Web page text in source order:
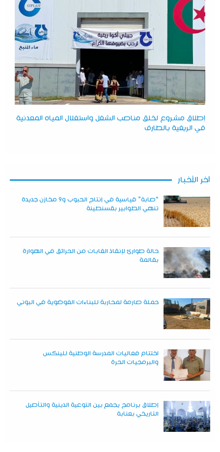
إطلاق مشروع لخلق مناصب الشغل واستغلال المياه المعدنية
في الريغية بالطارف
آخر الأخبار
“صابة” قياسية في إنتاج الحبوب و9 مخازن جديدة
تنهي الطوابير بقسنطينة
حالة طوارئ لإنقاذ الغابات من الحرائق في الهوارة
بقالمة
حملة صارمة لمحاربة للبناءات الفوضوية في البوني
اختتام فعاليات المدرسة الوطنية للينكس
والبرمجيات الحرة
إطلاق برنامج يجمع بين التوعية الدينية والتأصيل
التاريخي بعنابة